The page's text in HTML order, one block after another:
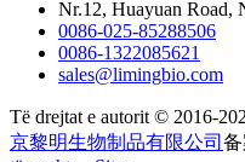
Nr.12, Huayuan Road,
0086-025-85288506
0086-1322085621
sales@limingbio.com
Të drejtat e autorit © 2016-
京黎明生物制品有限公司